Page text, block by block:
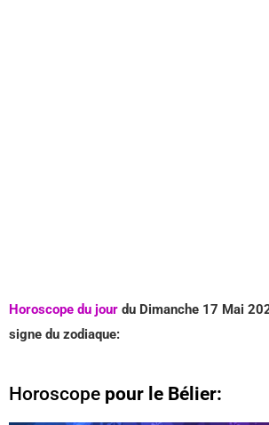
Horoscope du jour du Dimanche 17 Mai
signe du zodiaque:
Horoscope pour le Bélier: